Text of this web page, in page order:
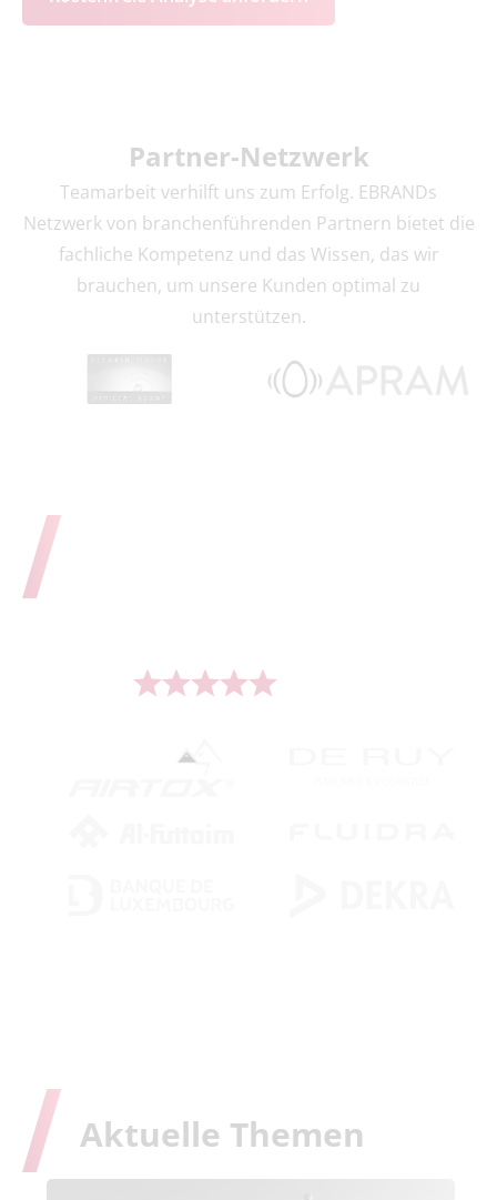
Partner-Netzwerk
Teamarbeit verhilft uns zum Erfolg. EBRANDs
Netzwerk von branchenführenden Partnern bietet die
fachliche Kompetenz und das Wissen, das wir
brauchen, um unsere Kunden optimal zu
unterstützen.
Aktuelle Themen